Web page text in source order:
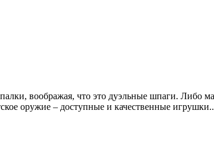
воображая, что это дуэльные шпаги. Либо
оружие – доступные и качественные игрушки..